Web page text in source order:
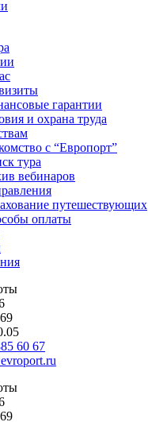
гарантии
и охрана труда
с “Европорт”
тура
вебинаров
путешествующих
оплаты
60 67